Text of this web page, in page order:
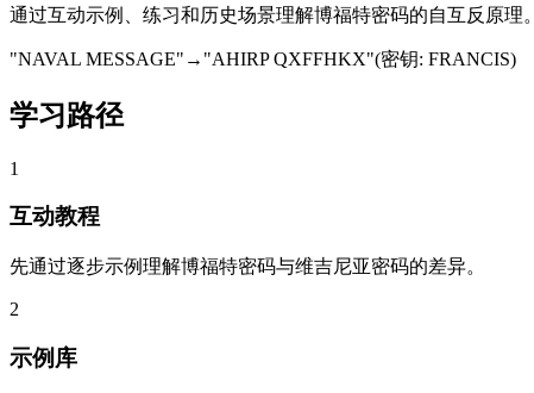
通过互动示例、练习和历史场景理解博福特密码的自互反原理。
"NAVAL MESSAGE" → "AHIRP QXFFHKX"(密钥: FRANCIS)
学习路径
1
互动教程
先通过逐步示例理解博福特密码与维吉尼亚密码的差异。
2
示例库